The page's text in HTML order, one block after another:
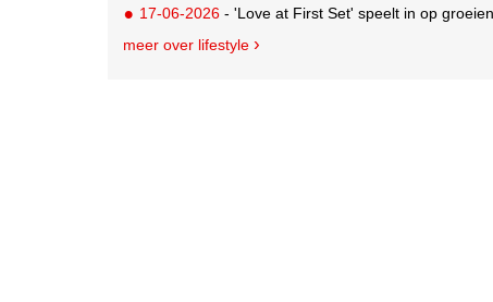
17-06-2026 - 'Love at First Set' speelt in op
meer over lifestyle